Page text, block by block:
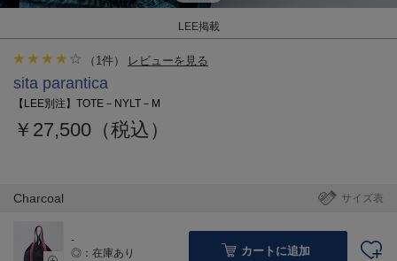
LEE掲載
（ 1件） レビューを見る
sita parantica
【LEE別注】TOTE－NYLT－M
￥27,500（税込）
サイズ表
Charcoal
-
◎：在庫あり
カートに追加